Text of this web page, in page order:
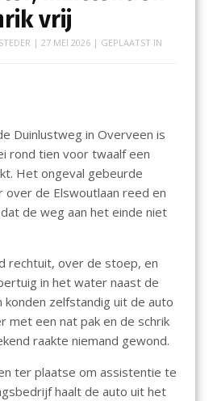
vrij
| 27 MEI 2026| GEPLAATST IN
Duinlustweg in Overveen is
rond tien voor twaalf een
Het ongeval gebeurde
de Elswoutlaan reed en
de weg aan het einde niet
rechtuit, over de stoep, en
in het water naast de
konden zelfstandig uit de auto
met een nat pak en de schrik
raakte niemand gewond.
ter plaatse om assistentie te
haalt de auto uit het